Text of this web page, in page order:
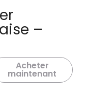
–
Acheter
maintenant